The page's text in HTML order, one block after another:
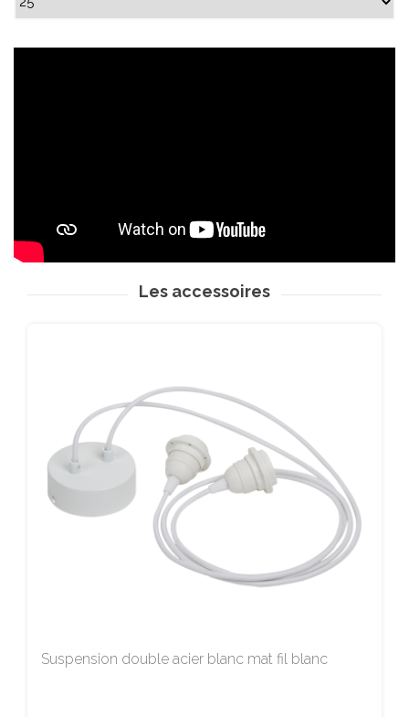
Les accessoires
Suspension double acier blanc mat fil blanc